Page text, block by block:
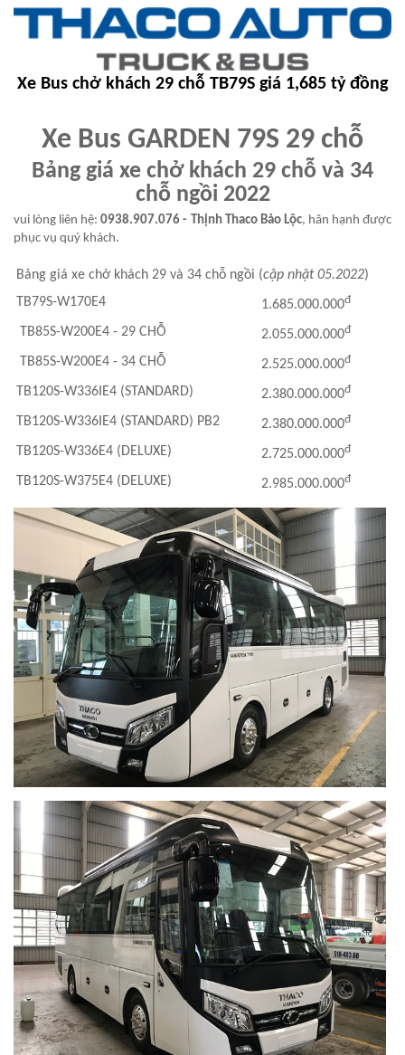
Xe Bus chở khách 29 chỗ TB79S giá 1,685 tỷ đồng
Xe Bus GARDEN 79S 29 chỗ
Bảng giá xe chở khách 29 chỗ và 34
chỗ ngồi 2022
vui lòng liên hệ:0938.907.076 - Thịnh Thaco Bảo Lộc, hân hạnh được
phục vụ quý khách.
Bảng giá xe chở khách 29 và 34 chỗ ngồi (cập nhật 05.2022)
TB79S-W170E4
1.685.000.000đ
TB85S-W200E4 - 29 CHỖ 2.055.000.000đ
TB85S-W200E4 - 34 CHỖ 2.525.000.000đ
TB120S-W336IE4 (STANDARD) 2.380.000.000đ
TB120S-W336IE4 (STANDARD) PB2 2.380.000.000đ
TB120S-W336E4 (DELUXE) 2.725.000.000đ
TB120S-W375E4 (DELUXE) 2.985.000.000đ